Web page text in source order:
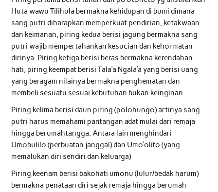
Huta wawu Tilihula bermakna kehidupan di bumi dimana
sang putri diharapkan memperkuat pendirian, ketakwaan
dan keimanan, piring kedua berisi jagung bermakna sang
putri wajib mempertahankan kesucian dan kehormatan
dirinya. Piring ketiga berisi beras bermakna kerendahan
hati, piring keempat berisi Tala’a Ngala’a yang berisi uang
yang beragam nilainya bermakna penghematan dan
membeli sesuatu sesuai kebutuhan bukan keinginan.
Piring kelima berisi daun piring (polohungo) artinya sang
putri harus memahami pantangan adat mulai dari remaja
hingga berumahtangga. Antara lain menghindari
Umobulilo (perbuatan janggal) dan Umo’olito (yang
memalukan diri sendiri dan keluarga)
Piring keenam berisi bakohati umonu (lulur/bedak harum)
bermakna penataan diri sejak remaja hingga berumah